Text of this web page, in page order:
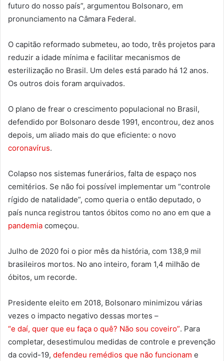
futuro do nosso país”, argumentou Bolsonaro, em
pronunciamento na Câmara Federal.
O capitão reformado submeteu, ao todo, três projetos para
reduzir a idade mínima e facilitar mecanismos de
esterilização no Brasil. Um deles está parado há 12 anos.
Os outros dois foram arquivados.
O plano de frear o crescimento populacional no Brasil,
defendido por Bolsonaro desde 1991, encontrou, dez anos
depois, um aliado mais do que eficiente: o novo
coronavírus.
Colapso nos sistemas funerários, falta de espaço nos
cemitérios. Se não foi possível implementar um “controle
rígido de natalidade”, como queria o então deputado, o
país nunca registrou tantos óbitos como no ano em que a
pandemia começou.
Julho de 2020 foi o pior mês da história, com 138,9 mil
brasileiros mortos. No ano inteiro, foram 1,4 milhão de
óbitos, um recorde.
Presidente eleito em 2018, Bolsonaro minimizou várias
vezes o impacto negativo dessas mortes –
“e daí, quer que eu faça o quê? Não sou coveiro”. Para
completar, desestimulou medidas de controle e prevenção
da covid-19, defendeu remédios que não funcionam e